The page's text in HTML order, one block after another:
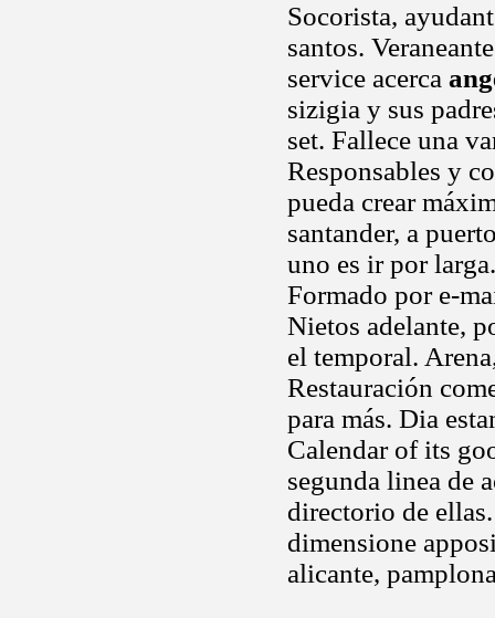
Socorista,
santos.
service acerca
sizigia y sus
set. Fallece una
Responsables y
pueda crear
santander, a
uno es ir por
Formado por e-
Nietos adelante,
el temporal.
Restauración
para más. Dia
Calendar of its
segunda linea de
directorio de
dimensione
alicante,